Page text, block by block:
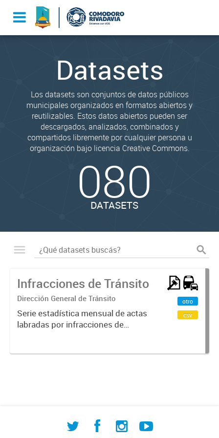
Datasets
Los datasets son conjuntos de datos públicos
municipales organizados en formatos abiertos y
reutilizables. Estos datos abiertos pueden ser
descargados, analizados, combinados y
compartidos libremente por cualquier persona u
organización bajo licencia Creative Commons.
080
DATASETS
Infracciones de Tránsito
Dirección General de Tránsito
Serie estadística mensual de actas
labradas por infracciones de
infracciones según tipo de falta:
otro
csv